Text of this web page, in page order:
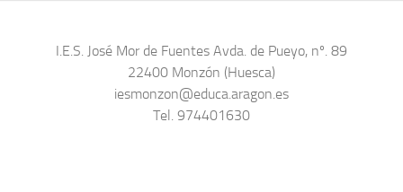
I.E.S. José Mor de Fuentes Avda. de Pueyo, nº. 89
22400 Monzón (Huesca)
iesmonzon@educa.aragon.es
Tel. 974401630